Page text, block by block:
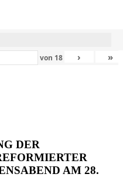
von 18 › »
DER
AM 28.